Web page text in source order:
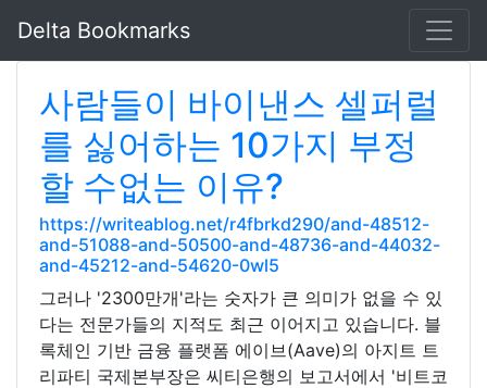
Delta Bookmarks
사람들이 바이낸스 셀퍼럴
를 싫어하는 10가지 부정
할 수없는 이유?
https://writeablog.net/r4fbrkd290/and-48512-
and-51088-and-50500-and-48736-and-44032-
and-45212-and-54620-0wl5
그러나 '2300만개'라는 숫자가 큰 의미가 없을 수 있
다는 전문가들의 지적도 최근 이어지고 있습니다. 블
록체인 기반 금융 플랫폼 에이브(Aave)의 아지트 트
리파티 국제본부장은 씨티은행의 보고서에서 '비트코